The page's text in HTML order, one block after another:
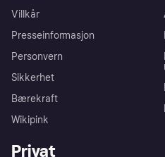
Villkår
Presseinformasjon
Personvern
Sikkerhet
Bærekraft
Wikipink
Privat